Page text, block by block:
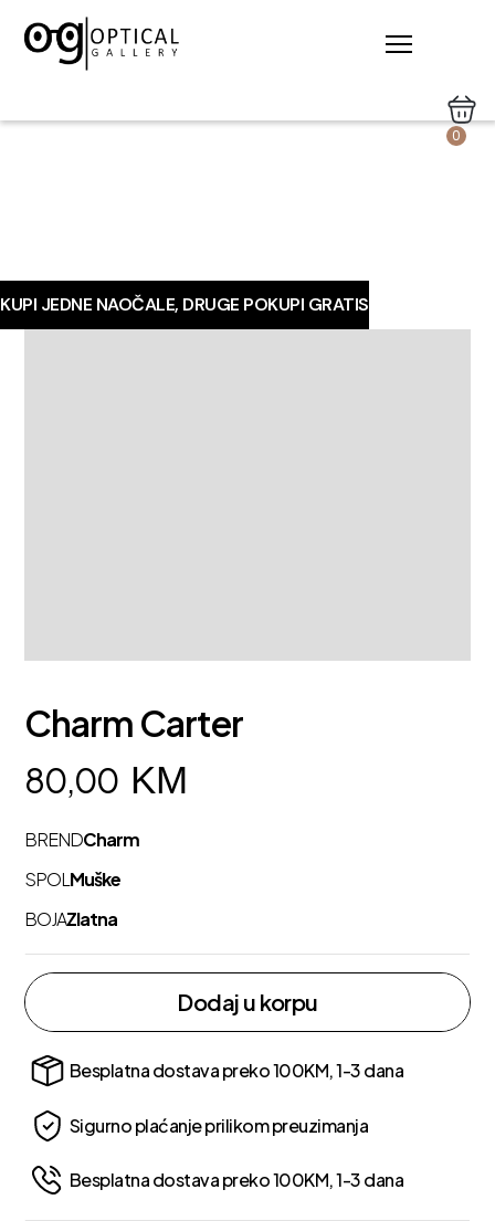
0
KUPI JEDNE NAOČALE, DRUGE POKUPI GRATIS
Charm Carter
80,00 KM
BRENDCharm
SPOL Muške
BOJAZlatna
Dodaj u korpu
Besplatna dostava preko 100KM, 1-3 dana
Sigurno plaćanje prilikom preuzimanja
Besplatna dostava preko 100KM, 1-3 dana